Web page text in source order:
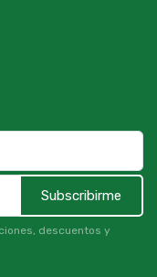
Subscribirme
descuentos y